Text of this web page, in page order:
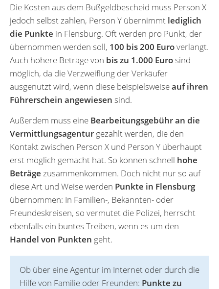
Die Kosten aus dem Bußgeldbescheid muss Person X
jedoch selbst zahlen, Person Y übernimmt lediglich
die Punkte in Flensburg. Oft werden pro Punkt, der
übernommen werden soll, 100 bis 200 Euroverlangt.
Auch höhere Beträge von bis zu 1.000 Eurosind
möglich, da die Verzweiflung der Verkäufer
ausgenutzt wird, wenn diese beispielsweiseauf ihren
Führerschein angewiesen sind.
Außerdem muss eine Bearbeitungsgebühr an die
Vermittlungsagentur gezahlt werden, die den
Kontakt zwischen Person X und Person Y überhaupt
erst möglich gemacht hat. So können schnell hohe
Beträge zusammenkommen. Doch nicht nur so auf
diese Art und Weise werden Punkte in Flensburg
übernommen: In Familien-, Bekannten- oder
Freundeskreisen, so vermutet die Polizei, herrscht
ebenfalls ein buntes Treiben, wenn es um den
Handel von Punkten geht.
Ob über eine Agentur im Internet oder durch die
Hilfe von Familie oder Freunden: Punkte zu